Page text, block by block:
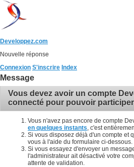
Developpez.com
Nouvelle réponse
Connexion S'inscrire Index
Message
Vous devez avoir un compte
connecté pour pouvoir
Vous n'avez pas encore de compte
en quelques instants , c'est
Si vous disposez déjà d'un compte et
vous à l'aide du formulaire ci-dessous.
Si vous essayez d'envoyer un
l'administrateur ait désactivé votre
attente de validation.